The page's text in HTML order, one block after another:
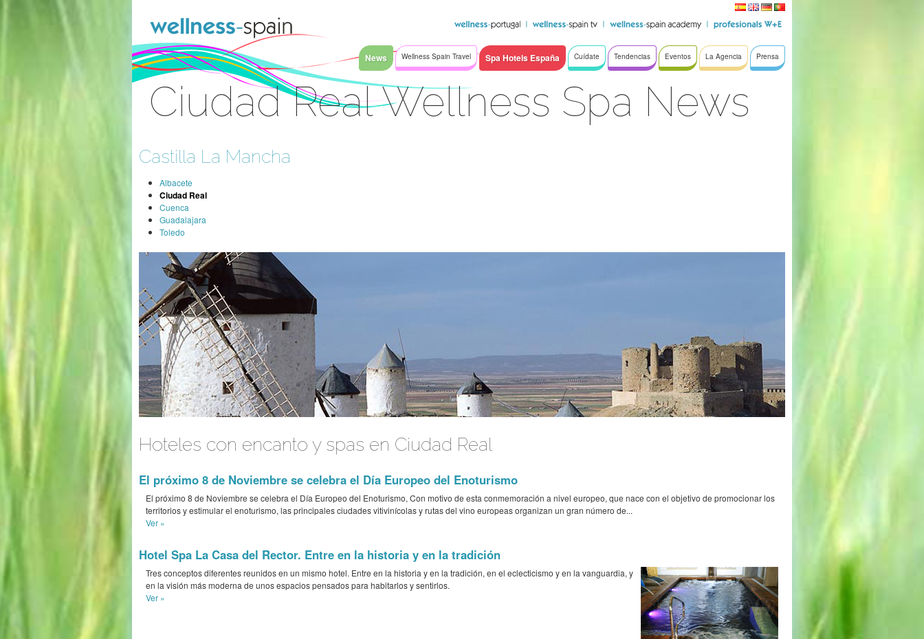
News Wellness Spain Travel Spa Hotels España Cuídate Tendencias Eventos La Agencia Prensa
Ciudad Real Wellness Spa News
Castilla La Mancha
Albacete
Ciudad Real
Cuenca
Guadalajara
Toledo
Hoteles con encanto y spas en Ciudad Real
El próximo 8 de Noviembre se celebra el Día Europeo del Enoturismo
El próximo 8 de Noviembre se celebra el Día Europeo del Enoturismo, Con motivo de esta conmemoración a nivel europeo, que nace con el objetivo de promocionar los
territorios y estimular el enoturismo, las principales ciudades vitivinícolas y rutas del vino europeas organizan un gran número de...
Ver »
Hotel Spa La Casa del Rector. Entre en la historia y en la tradición
Tres conceptos diferentes reunidos en un mismo hotel. Entre en la historia y en la tradición, en el eclecticismo y en la vanguardia, y
en la visión más moderna de unos espacios pensados para habitarlos y sentirlos.
Ver »